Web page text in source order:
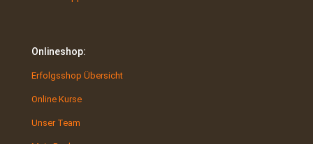
Onlineshop:
Erfolgsshop Übersicht
Online Kurse
Unser Team